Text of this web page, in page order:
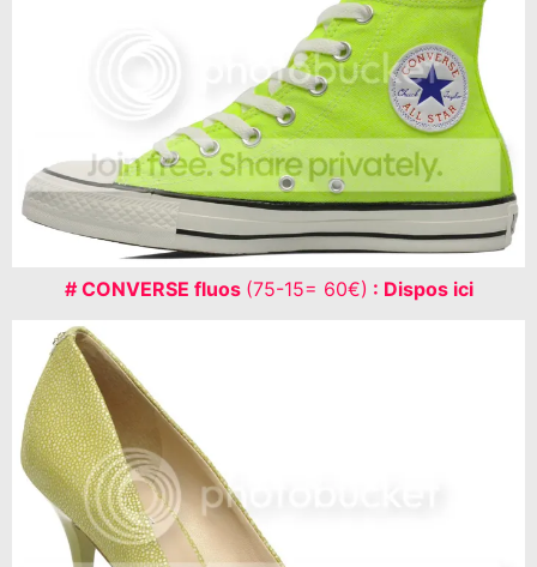
# CONVERSE fluos (75-15= 60€) : Dispos ici